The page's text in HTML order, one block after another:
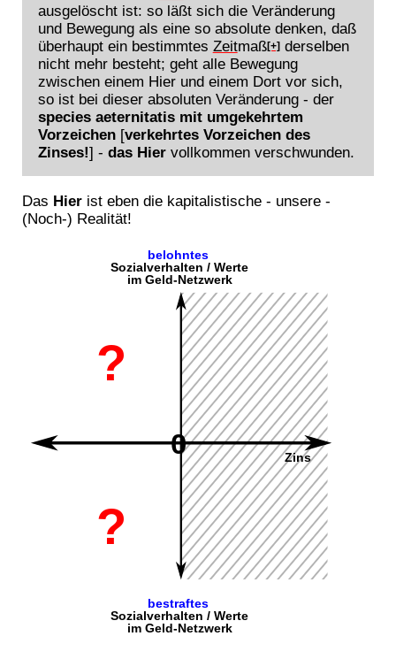
ausgelöscht ist: so läßt sich die Veränderung
und Bewegung als eine so absolute denken, daß
überhaupt ein bestimmtes Zeitmaß[+]derselben
nicht mehr besteht; geht alle Bewegung
zwischen einem Hier und einem Dort vor sich,
so ist bei dieser absoluten Veränderung - der
species aeternitatis mit umgekehrtem
Vorzeichen[verkehrtes Vorzeichen des
Zinses!] - das Hiervollkommen verschwunden.
Das Hier ist eben die kapitalistische - unsere -
(Noch-) Realität!